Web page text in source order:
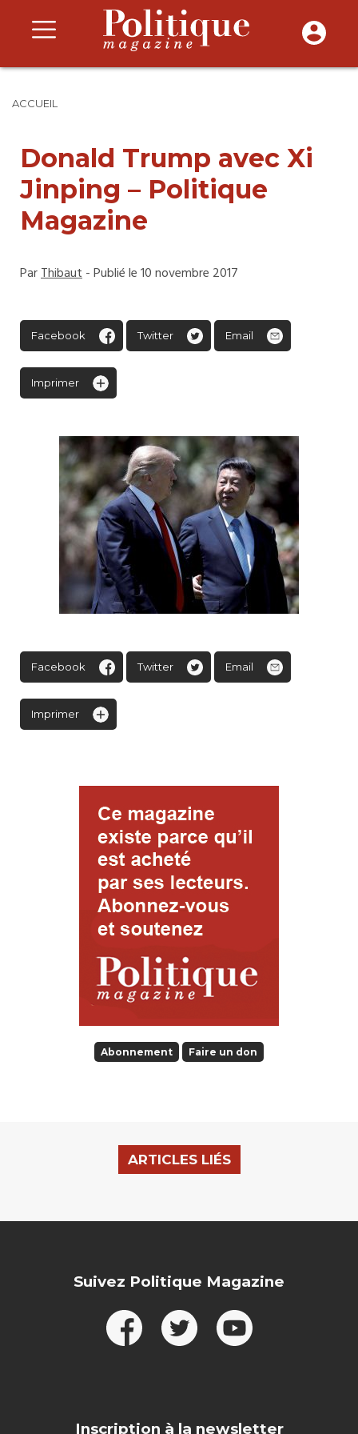
ACCUEIL
Donald Trump avec Xi
Jinping – Politique
Magazine
ParThibaut- Publié le 10 novembre 2017
Facebook Twitter Email
Imprimer
Facebook Twitter Email
Imprimer
Abonnement Faire un don
ARTICLES LIÉS
Suivez Politique Magazine
Inscription à la newsletter